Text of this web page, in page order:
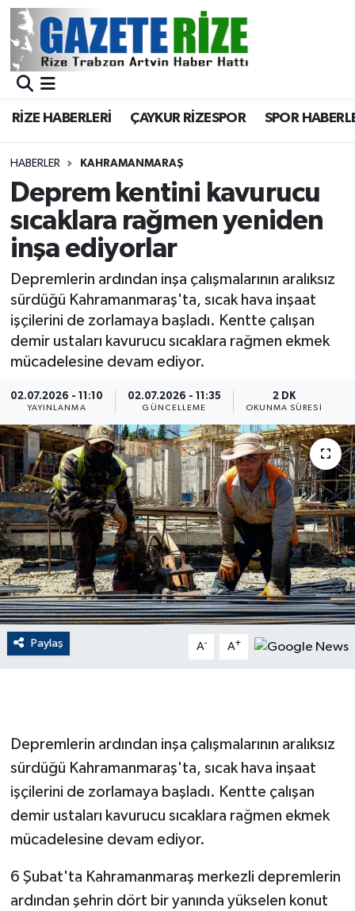
RİZE HABERLERİ ÇAYKUR RİZESPOR SPOR
HABERLER KAHRAMANMARAŞ
Deprem kentini kavurucu
sıcaklara rağmen yeniden
inşa ediyorlar
Depremlerin ardından inşa çalışmalarının aralıksız
sürdüğü Kahramanmaraş'ta, sıcak hava inşaat
işçilerini de zorlamaya başladı. Kentte çalışan
demir ustaları kavurucu sıcaklara rağmen ekmek
mücadelesine devam ediyor.
02.07.2026 - 11:10
YAYINLANMA
02.07.2026 - 11:35
GÜNCELLEME
2 DK
OKUNMA SÜRESI
Paylaş A- A+
Depremlerin ardından inşa çalışmalarının aralıksız
sürdüğü Kahramanmaraş'ta, sıcak hava inşaat
işçilerini de zorlamaya başladı. Kentte çalışan
demir ustaları kavurucu sıcaklara rağmen ekmek
mücadelesine devam ediyor.
6 Şubat'ta Kahramanmaraş merkezli depremlerin
ardından şehrin dört bir yanında yükselen konut
BÖLGEMİZ
Asayiş
Rize Jandarma Komutanlığı
Bilim Teknoloji
Advertising news
Canlı Maç
Dış Haberler
Dünya
EĞİTİM
EKONOMİ
English News
Finans
GENEL
GÜNDEM
HABERDE İNSAN
Merkez Nöbetçi Eczaneler
Merkez Trafik Yoğunluk Haritası
Süper Lig Puan Durumu ve Fikstür
Tüm Manşetler
Son Dakika Haberleri
Haber Arşivi